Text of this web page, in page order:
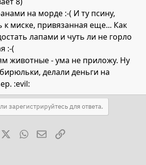
на морде :-( И ту псину,
к миске, привязанная еще... Как
лапами и чуть ли не горло
:-(
животные - ума не приложу. Ну
делали деньги на
:evil:
зарегистрируйтесь для ответа.
WhatsAppЭлектронная почта
Ссылка